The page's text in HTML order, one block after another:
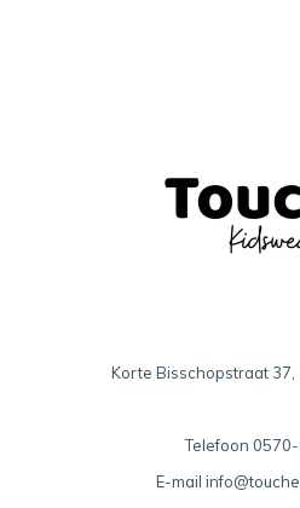
Korte Bisschopstraat 37,
Telefoon
E-mail